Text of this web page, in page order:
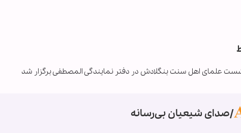
علمای اهل سنت بنگلادش در دفتر نمایندگی المصطفی برگزار شد
صدای شیعیان بی‌رسانه